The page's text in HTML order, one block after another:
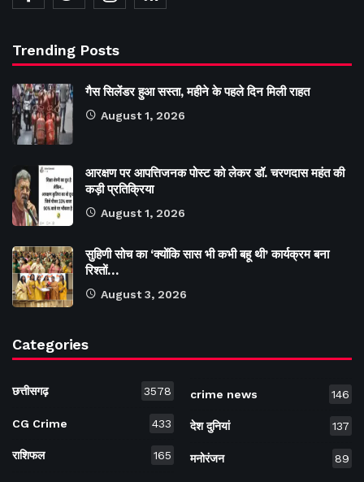
Trending Posts
गैस सिलेंडर हुआ सस्ता, महीने के पहले दिन मिली राहत
August 1, 2026
आरक्षण पर आपत्तिजनक पोस्ट को लेकर डॉ. चरणदास महंत की
कड़ी प्रतिक्रिया
August 1, 2026
सुहिणी सोच का ‘क्योंकि सास भी कभी बहू थी’ कार्यक्रम बना
रिश्तों…
August 3, 2026
Categories
छत्तीसगढ़ 3578
CG Crime 433
राशिफल 165
crime news 146
देश दुनियां 137
मनोरंजन 89